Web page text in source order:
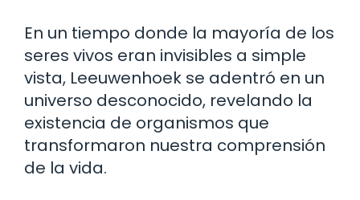
En un tiempo donde la mayoría de los
seres vivos eran invisibles a simple
vista, Leeuwenhoek se adentró en un
universo desconocido, revelando la
existencia de organismos que
transformaron nuestra comprensión
de la vida.